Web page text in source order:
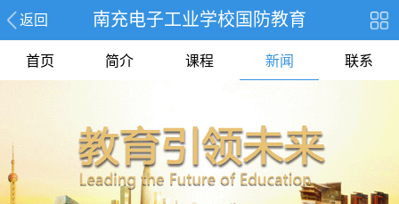
返回 南充电子工业学校国防教育
首页 简介 课程 新闻 联系